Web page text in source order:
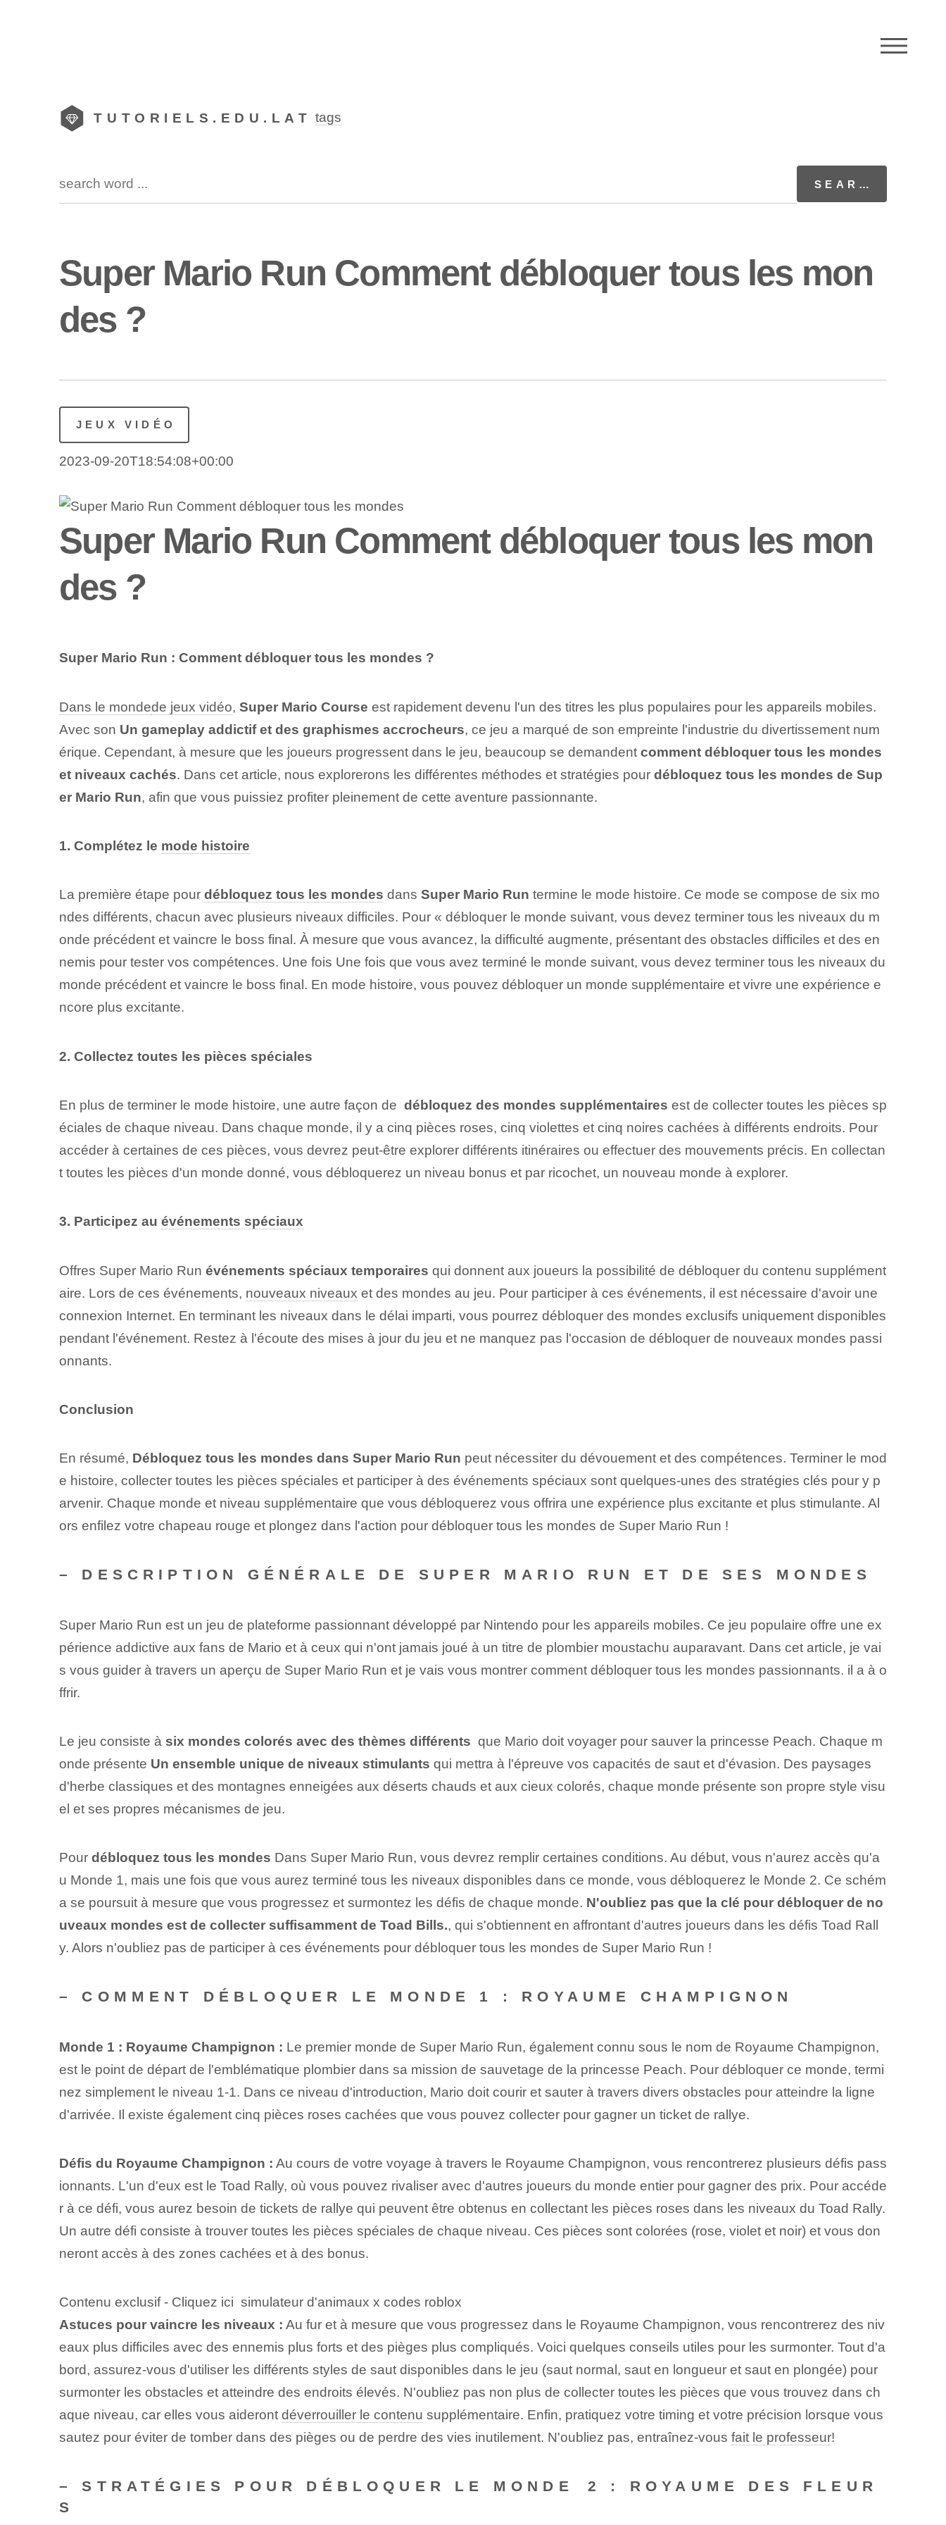
TUTORIELS.EDU.LAT tags
Super Mario Run Comment débloquer tous les mon
des ?
JEUX VIDÉO
2023-09-20T18:54:08+00:00
Super Mario Run Comment débloquer tous les mon
des ?
Super Mario Run : Comment débloquer tous les mondes ?
Dans le mondede jeux vidéo, Super ‌Mario‌ Course est rapidement devenu⁣ l'un des titres⁢ les plus populaires pour les appareils mobiles.
Avec son⁢ Un gameplay addictif et des graphismes accrocheurs, ce jeu a marqué de son empreinte l'industrie du divertissement num
érique. Cependant, à mesure que les joueurs progressent dans le jeu, beaucoup se demandent comment débloquer tous les ⁢mondes​
et niveaux⁢ cachés. Dans cet article, nous explorerons les différentes méthodes et stratégies pour débloquez tous les mondes de ‌Sup
er Mario‍ Run, afin que vous puissiez profiter pleinement de cette aventure passionnante.
1. Complétez le mode histoire
La ⁢première ‍étape⁣ pour débloquez tous les mondes dans Super Mario Run ⁣termine le ‌mode histoire. Ce mode se compose de six mo
ndes différents, chacun avec plusieurs niveaux difficiles. Pour « débloquer le monde suivant, vous devez terminer tous les niveaux du m
onde précédent et vaincre le boss final.⁣ À mesure que vous ‍avancez, la difficulté augmente, présentant des obstacles difficiles⁤ et des en
nemis pour ⁢tester vos compétences.⁣ Une fois Une fois que vous avez terminé le monde suivant, vous devez terminer tous les niveaux du
monde précédent et vaincre le boss final. En mode histoire, vous pouvez débloquer un monde supplémentaire et vivre une expérience e
ncore plus excitante.
2. Collectez toutes les pièces spéciales
En plus de terminer le mode histoire⁤, une autre façon de ‌ débloquez des mondes supplémentaires est de collecter toutes les pièces sp
éciales de chaque niveau. Dans chaque monde, il y a cinq pièces roses, cinq violettes et cinq noires cachées à différents endroits. Pour
accéder à certaines de ces pièces, vous devrez peut-être explorer différents itinéraires ou effectuer des mouvements précis. En collectan
t toutes les pièces d'un monde donné, vous débloquerez un niveau bonus et par ricochet, un nouveau monde à explorer.
3. Participez au événements spéciaux
Offres Super⁣ Mario Run⁤ événements spéciaux temporaires qui donnent aux joueurs la possibilité de débloquer du contenu supplément
aire. ​Lors de ces​ événements, nouveaux niveaux et des mondes au jeu. Pour participer à ces événements, il est nécessaire d'avoir une
connexion Internet. En terminant les niveaux dans le délai imparti, vous pourrez débloquer des mondes exclusifs uniquement disponibles
pendant l'événement. Restez à l'écoute des mises à jour du jeu et ne manquez pas l'occasion de débloquer de nouveaux mondes passi
onnants.
Conclusion
En résumé, Débloquez tous les mondes dans Super Mario Run ‌peut nécessiter du dévouement et des ⁣compétences. Terminer le mod
e histoire, collecter toutes les pièces spéciales et participer à des événements spéciaux sont quelques-unes des stratégies clés pour y p
arvenir. Chaque monde et niveau supplémentaire que vous débloquerez vous offrira une expérience plus excitante et plus stimulante. Al
ors enfilez votre chapeau rouge et plongez dans l'action pour débloquer tous les mondes de Super Mario Run !
– DESCRIPTION GÉNÉRALE DE SUPER MARIO RUN ET DE SES MONDES
Super Mario Run est un jeu de plateforme passionnant développé par Nintendo pour les appareils mobiles. Ce jeu populaire offre une ex
périence addictive aux fans de Mario et à ceux qui n'ont jamais joué à un titre de plombier moustachu auparavant. Dans cet article, je vai
s vous guider à travers un aperçu de Super Mario Run et je vais vous montrer comment débloquer tous les mondes passionnants. il a à o
ffrir.
Le jeu consiste à six mondes colorés avec des thèmes différents ‌ que Mario doit voyager pour sauver la princesse Peach.‍ Chaque m
onde présente Un ensemble unique de niveaux stimulants qui mettra à l'épreuve vos capacités de saut et d'évasion. Des paysages
d'herbe classiques et des montagnes enneigées aux déserts chauds et aux cieux colorés, chaque monde présente son propre style visu
el et ses propres mécanismes de jeu.
Pour débloquez tous les mondes Dans Super Mario Run, vous devrez remplir certaines conditions. Au début, vous n'aurez accès qu'a
u Monde 1, mais une fois que vous aurez terminé tous les niveaux disponibles dans ce monde, vous débloquerez le Monde 2. Ce schém
a se poursuit à mesure que vous progressez et surmontez les défis de chaque monde. N'oubliez pas que la clé pour débloquer de no
uveaux mondes est de collecter suffisamment de Toad Bills., qui s'obtiennent en affrontant d'autres joueurs dans les défis Toad Rall
y. Alors n'oubliez pas de participer à ces événements pour débloquer tous les mondes de Super Mario Run !
– COMMENT DÉBLOQUER LE MONDE 1 : ROYAUME CHAMPIGNON
Monde 1 : Royaume Champignon : Le premier monde de Super Mario Run, également connu sous le nom de Royaume Champignon,
est le point de départ de l'emblématique plombier dans sa mission de sauvetage de la princesse Peach. Pour débloquer ce monde, termi
nez simplement le niveau 1-1. Dans ce niveau d'introduction, Mario doit courir et sauter à travers divers obstacles pour atteindre la ligne
d'arrivée. Il existe également cinq pièces roses cachées que vous pouvez collecter pour gagner un ticket de rallye.
Défis du Royaume Champignon : Au cours de votre voyage à travers le Royaume Champignon, vous rencontrerez plusieurs défis pass
ionnants. L'un d'eux est le Toad Rally, où vous pouvez rivaliser avec d'autres joueurs du monde entier pour gagner des prix. Pour accéde
r à ce défi, vous aurez besoin de tickets de rallye qui peuvent être obtenus en collectant les pièces roses dans les niveaux du Toad Rally.
Un autre défi consiste à trouver toutes les pièces spéciales de chaque niveau. Ces pièces sont colorées (rose, violet⁢ et⁤ noir) et vous don
neront accès à des zones cachées et à des bonus.
Contenu exclusif - Cliquez ici simulateur d'animaux x codes roblox
Astuces⁢ pour ⁣vaincre les niveaux : Au fur et à mesure que vous progressez dans le Royaume Champignon, vous rencontrerez des niv
eaux plus difficiles avec des ennemis plus forts et des pièges plus compliqués. Voici quelques conseils utiles pour les surmonter. Tout d'a
bord, assurez-vous d'utiliser les différents styles de saut disponibles dans le jeu (saut normal, saut en longueur et saut en plongée) pour
surmonter les obstacles et atteindre des endroits élevés. N'oubliez pas non plus de collecter toutes les pièces que vous trouvez dans ch
aque niveau, car elles vous aideront déverrouiller le contenu supplémentaire. Enfin, pratiquez votre timing et votre précision lorsque vous
sautez pour éviter de tomber dans des pièges ou de perdre des vies inutilement. N'oubliez pas, entraînez-vous fait le professeur!
– STRATÉGIES POUR DÉBLOQUER LE MONDE ⁢2 : ROYAUME DES FLEUR
S